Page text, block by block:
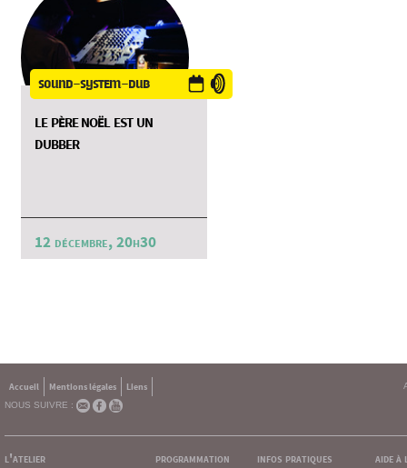
sound-system-dub
le père noël est un
dubber
12 décembre, 20h30
Accueil Mentions légales
Liens
NOUS SUIVRE :
l'atelier programmation infos pratiques aide